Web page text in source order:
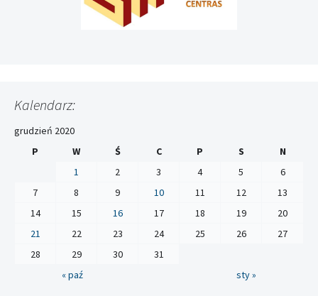
Kalendarz:
grudzień 2020
P
W Ś C P S
N
1
2 3 4 5
6
7
8 9 10 11 12
13
14
15 16 17 18 19
20
21
22 23 24 25 26
27
28
29 30
31
« paź
sty »